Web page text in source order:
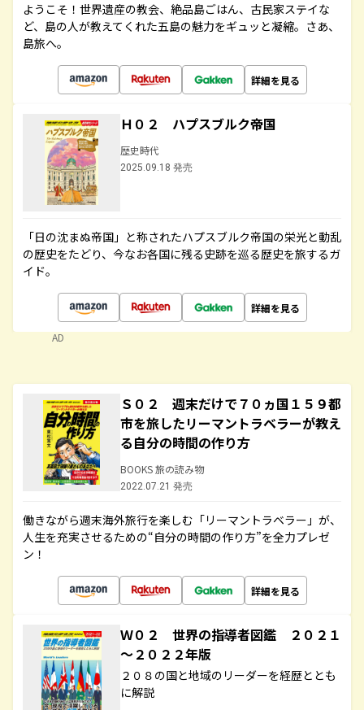
ようこそ！世界遺産の教会、絶品島ごはん、古民家ステイな
ど、島の人が教えてくれた五島の魅力をギュッと凝縮。さあ、
島旅へ。
詳細を見る
Ｈ０２ ハプスブルク帝国
歴史時代
2025.09.18 発売
「日の沈まぬ帝国」と称されたハプスブルク帝国の栄光と動乱
の歴史をたどり、今なお各国に残る史跡を巡る歴史を旅するガ
イド。
詳細を見る
AD
Ｓ０２ 週末だけで７０ヵ国１５９都
市を旅したリーマントラベラーが教え
る自分の時間の作り方
BOOKS 旅の読み物
2022.07.21 発売
働きながら週末海外旅行を楽しむ「リーマントラベラー」が、
人生を充実させるための“自分の時間の作り方”を全力プレゼ
ン！
詳細を見る
Ｗ０２ 世界の指導者図鑑 ２０２１
～２０２２年版
２０８の国と地域のリーダーを経歴ととも
に解説